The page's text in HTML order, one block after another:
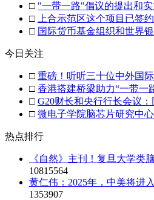
□ "一带一路"倡议的提出和
□
上合示范区这个项目已签
□ 国际货币基金组织和世界
今日关注
□ 重磅！听听三十位中外国
□ 香港搭建桥梁助力“一带一
□ G20财长和央行行长会议
□ 微电子学院脑芯片研究中
热点排行
《自然》主刊！复旦大学类
10815564
黄仁伟：2025年，中美将进
1353907